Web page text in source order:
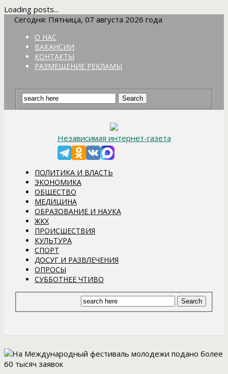
Loading posts...
Сегодня: Пятница, 07 августа 2026 года
О НАС
ВАКАНСИИ
КОНТАКТЫ
РАЗМЕЩЕНИЕ РЕКЛАМЫ
Независимая интернет-газета
ПОЛИТИКА И ВЛАСТЬ
ЭКОНОМИКА
ОБЩЕСТВО
МЕДИЦИНА
ОБРАЗОВАНИЕ И НАУКА
ЖКХ
ПРОИСШЕСТВИЯ
КУЛЬТУРА
СПОРТ
ДОСУГ И РАЗВЛЕЧЕНИЯ
ОПРОСЫ
СУББОТНЕЕ ЧТИВО